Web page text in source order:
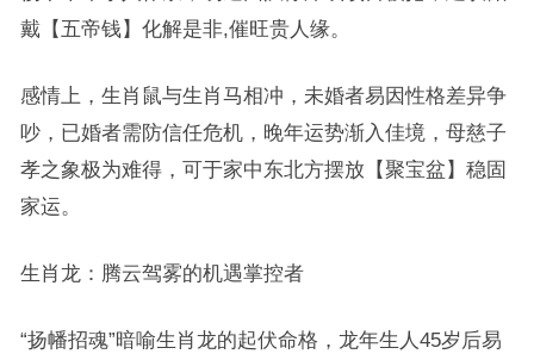
戴【五帝钱】化解是非,催旺贵人缘。
感情上，生肖鼠与生肖马相冲，未婚者易因性格差异争
吵，已婚者需防信任危机，晚年运势渐入佳境，母慈子
孝之象极为难得，可于家中东北方摆放【聚宝盆】稳固
家运。
生肖龙：腾云驾雾的机遇掌控者
“扬幡招魂”暗喻生肖龙的起伏命格，龙年生人45岁后易